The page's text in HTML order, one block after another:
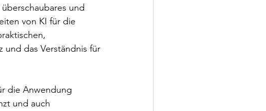
und
von KI für die
und das Verständnis für
die Anwendung
und auch